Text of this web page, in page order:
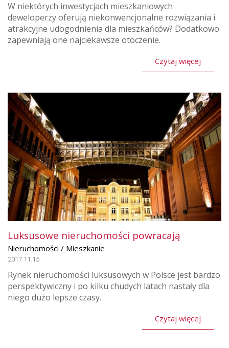
W niektórych inwestycjach mieszkaniowych
deweloperzy oferują niekonwencjonalne rozwiązania i
atrakcyjne udogodnienia dla mieszkańców? Dodatkowo
zapewniają one najciekawsze otoczenie.
Czytaj więcej
Luksusowe nieruchomości powracają
Nieruchomości / Mieszkanie
2017.11.15
Rynek nieruchomości luksusowych w Polsce jest bardzo
perspektywiczny i po kilku chudych latach nastały dla
niego dużo lepsze czasy.
Czytaj więcej